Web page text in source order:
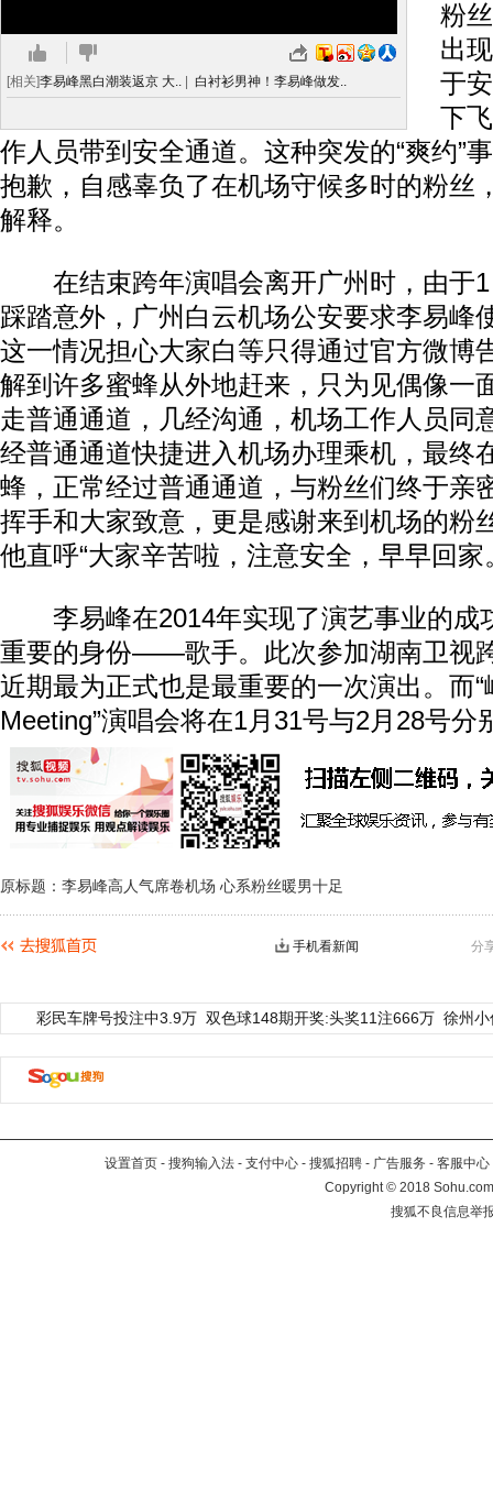
[相关]李易峰黑白潮装返京 大.. 白衬衫男神！李易峰做发..
粉
出
于
下
作人员带到安全通道。这种突发的“爽约”
抱歉，自感辜负了在机场守候多时的粉丝
解释。
在结束跨年演唱会离开广州时，由于1
踩踏意外，广州白云机场公安要求李易峰
这一情况担心大家白等只得通过官方微博
解到许多蜜蜂从外地赶来，只为见偶像一
走普通通道，几经沟通，机场工作人员同
经普通通道快捷进入机场办理乘机，最终
蜂，正常经过普通通道，与粉丝们终于亲
挥手和大家致意，更是感谢来到机场的粉
他直呼“大家辛苦啦，注意安全，早早回家
李易峰在2014年实现了演艺事业的成
重要的身份——歌手。此次参加湖南卫视
近期最为正式也是最重要的一次演出。而
Meeting”演唱会将在1月31号与2月28号分
原标题：李易峰高人气席卷机场 心系粉丝暖男十足
分
手机看新闻
彩民车牌号投注中3.9万 双色球148期开奖:头奖11注666万 徐州
设置首页 - 搜狗输入法 - 支付中心 - 搜狐招聘 - 广告服务 - 客服中心
Copyright©2018
搜狐不良信息举